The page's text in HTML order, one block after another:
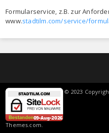
Formularservice, z.B. zur
www.stadtilm.com/service/
© 2023
Themes.com.